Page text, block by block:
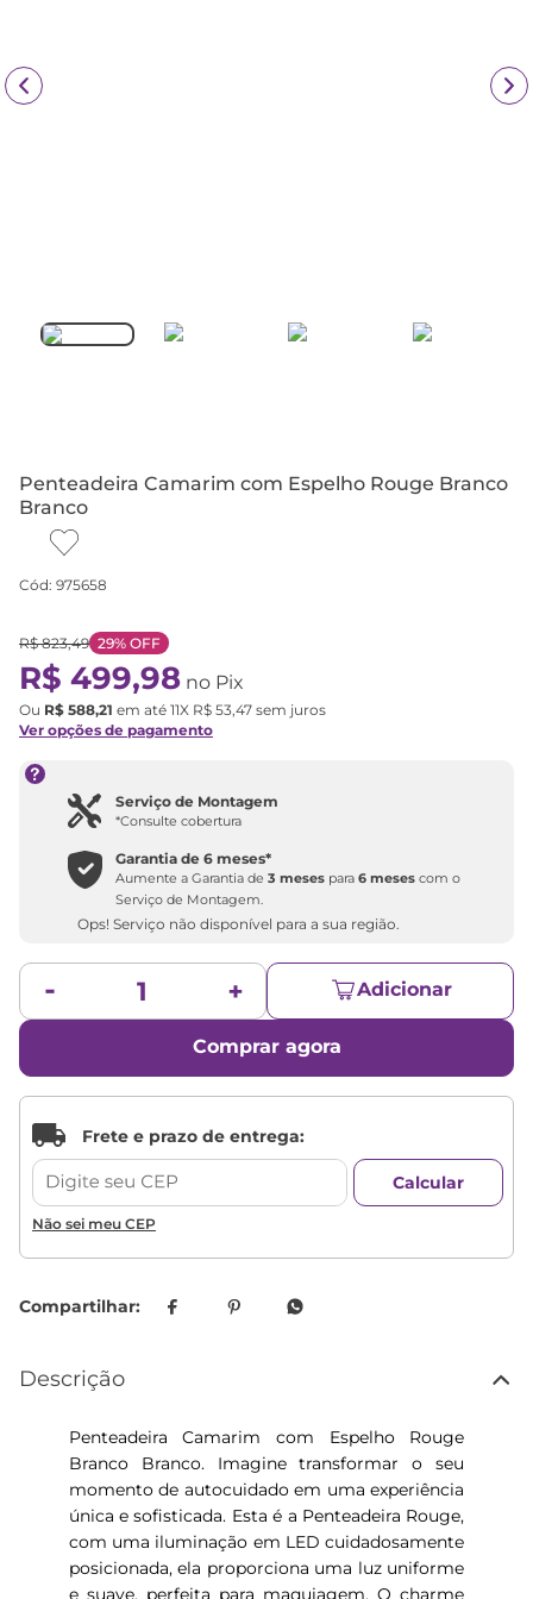
Penteadeira Camarim com Espelho Rouge Branco
Branco
Cód: 975658
R$ 823,49 29% OFF
R$ 499,98 no Pix
Ou R$ 588,21 em até 11X R$ 53,47 sem juros
Ver opções de pagamento
Serviço de Montagem
*Consulte cobertura
Garantia de6 meses*
Aumente a Garantia de3 meses para6 meses com o
Serviço de Montagem.
Ops! Serviço não disponível para a sua região.
Adicionar
Comprar agora
Não sei meu CEP
Descrição
Penteadeira Camarim com Espelho Rouge
Branco Branco. Imagine transformar o seu
momento de autocuidado em uma experiência
única e sofisticada. Esta é a Penteadeira Rouge,
com uma iluminação em LED cuidadosamente
posicionada, ela proporciona uma luz uniforme
e suave, perfeita para maquiagem. O charme